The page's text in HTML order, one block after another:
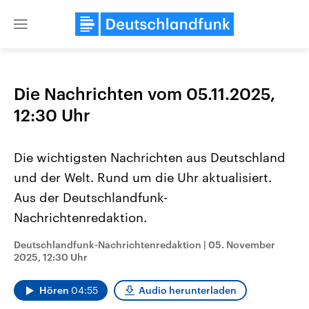
Close
Landtagswahl Sachsen-Anhalt
2026
Alle Informationen
September 2026 einen neuen
Landtag. Seit 2021 wird das
USA
Aktuelle Beiträge,
gehören die Vereinigten
den mächtigsten Ländern
Die Nachrichten vom 05.11.2025,
12:30 Uhr
Die wichtigsten Nachrichten aus Deutschland
und der Welt. Rund um die Uhr aktualisiert.
Aus der Deutschlandfunk-
Nachrichtenredaktion.
Deutschlandfunk-Nachrichtenredaktion | 05. November
2025, 12:30 Uhr
Hören 04:55 Audio herunterladen